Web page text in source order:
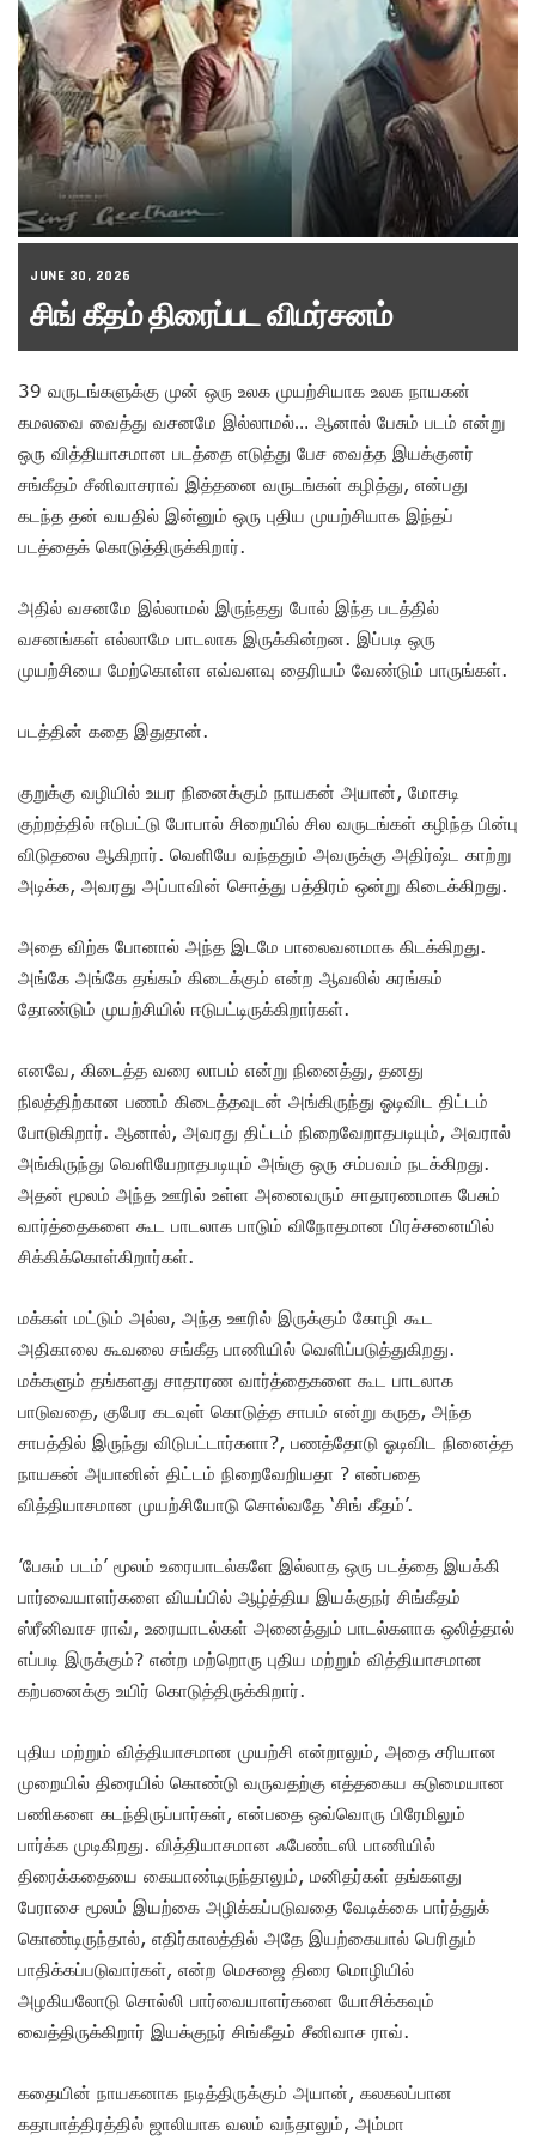
JUNE 30, 2026
சிங் கீதம் திரைப்பட விமர்சனம்
39 வருடங்களுக்கு முன் ஒரு உலக முயற்சியாக உலக நாயகன்
கமலவை வைத்து வசனமே இல்லாமல்… ஆனால் பேசும் படம் என்று
ஒரு வித்தியாசமான படத்தை எடுத்து பேச வைத்த இயக்குனர்
சங்கீதம் சீனிவாசராவ் இத்தனை வருடங்கள் கழித்து, என்பது
கடந்த தன் வயதில் இன்னும் ஒரு புதிய முயற்சியாக இந்தப்
படத்தைக் கொடுத்திருக்கிறார்.
அதில் வசனமே இல்லாமல் இருந்தது போல் இந்த படத்தில்
வசனங்கள் எல்லாமே பாடலாக இருக்கின்றன. இப்படி ஒரு
முயற்சியை மேற்கொள்ள எவ்வளவு தைரியம் வேண்டும் பாருங்கள்.
படத்தின் கதை இதுதான்.
குறுக்கு வழியில் உயர நினைக்கும் நாயகன் அயான், மோசடி
குற்றத்தில் ஈடுபட்டு போபால் சிறையில் சில வருடங்கள் கழிந்த பின்பு
விடுதலை ஆகிறார். வெளியே வந்ததும் அவருக்கு அதிர்ஷ்ட காற்று
அடிக்க, அவரது அப்பாவின் சொத்து பத்திரம் ஒன்று கிடைக்கிறது.
அதை விற்க போனால் அந்த இடமே பாலைவனமாக கிடக்கிறது.
அங்கே அங்கே தங்கம் கிடைக்கும் என்ற ஆவலில் சுரங்கம்
தோண்டும் முயற்சியில் ஈடுபட்டிருக்கிறார்கள்.
எனவே, கிடைத்த வரை லாபம் என்று நினைத்து, தனது
நிலத்திற்கான பணம் கிடைத்தவுடன் அங்கிருந்து ஓடிவிட திட்டம்
போடுகிறார். ஆனால், அவரது திட்டம் நிறைவேறாதபடியும், அவரால்
அங்கிருந்து வெளியேறாதபடியும் அங்கு ஒரு சம்பவம் நடக்கிறது.
அதன் மூலம் அந்த ஊரில் உள்ள அனைவரும் சாதாரணமாக பேசும்
வார்த்தைகளை கூட பாடலாக பாடும் விநோதமான பிரச்சனையில்
சிக்கிக்கொள்கிறார்கள்.
மக்கள் மட்டும் அல்ல, அந்த ஊரில் இருக்கும் கோழி கூட
அதிகாலை கூவலை சங்கீத பாணியில் வெளிப்படுத்துகிறது.
மக்களும் தங்களது சாதாரண வார்த்தைகளை கூட பாடலாக
பாடுவதை, குபேர கடவுள் கொடுத்த சாபம் என்று கருத, அந்த
சாபத்தில் இருந்து விடுபட்டார்களா?, பணத்தோடு ஓடிவிட நினைத்த
நாயகன் அயானின் திட்டம் நிறைவேறியதா ? என்பதை
வித்தியாசமான முயற்சியோடு சொல்வதே ‘சிங் கீதம்’.
’பேசும் படம்’ மூலம் உரையாடல்களே இல்லாத ஒரு படத்தை இயக்கி
பார்வையாளர்களை வியப்பில் ஆழ்த்திய இயக்குநர் சிங்கீதம்
ஸ்ரீனிவாச ராவ், உரையாடல்கள் அனைத்தும் பாடல்களாக ஒலித்தால்
எப்படி இருக்கும்? என்ற மற்றொரு புதிய மற்றும் வித்தியாசமான
கற்பனைக்கு உயிர் கொடுத்திருக்கிறார்.
புதிய மற்றும் வித்தியாசமான முயற்சி என்றாலும், அதை சரியான
முறையில் திரையில் கொண்டு வருவதற்கு எத்தகைய கடுமையான
பணிகளை கடந்திருப்பார்கள், என்பதை ஒவ்வொரு பிரேமிலும்
பார்க்க முடிகிறது. வித்தியாசமான ஃபேண்டஸி பாணியில்
திரைக்கதையை கையாண்டிருந்தாலும், மனிதர்கள் தங்களது
பேராசை மூலம் இயற்கை அழிக்கப்படுவதை வேடிக்கை பார்த்துக்
கொண்டிருந்தால், எதிர்காலத்தில் அதே இயற்கையால் பெரிதும்
பாதிக்கப்படுவார்கள், என்ற மெசஜை திரை மொழியில்
அழகியலோடு சொல்லி பார்வையாளர்களை யோசிக்கவும்
வைத்திருக்கிறார் இயக்குநர் சிங்கீதம் சீனிவாச ராவ்.
கதையின் நாயகனாக நடித்திருக்கும் அயான், கலகலப்பான
கதாபாத்திரத்தில் ஜாலியாக வலம் வந்தாலும், அம்மா